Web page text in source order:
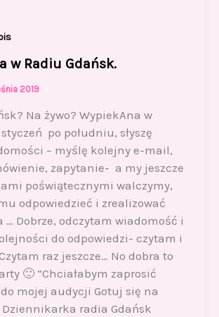
w Radiu Gdańsk.
2019
Na żywo? WypiekAna w
po południu, słyszę
– myślę kolejny e-mail,
zapytanie- a my jeszcze
poświątecznymi walczymy,
odpowiedzieć i zrealizować
… Dobrze, odczytam wiadomość i
do odpowiedzi- czytam i
raz jeszcze… No dobra to
🙂 “Chciałabym zaprosić
mojej audycji Gotuj się na
Dziennikarka radia Gdańsk